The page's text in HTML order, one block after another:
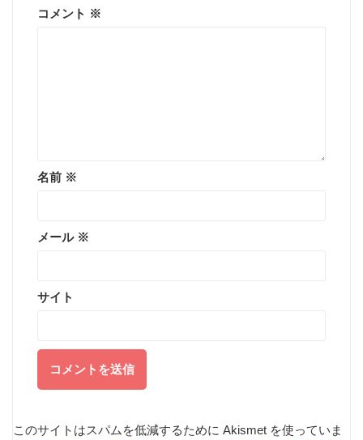
コメント ※
名前 ※
メール ※
サイト
このサイトはスパムを低減するために Akismet を使っていま